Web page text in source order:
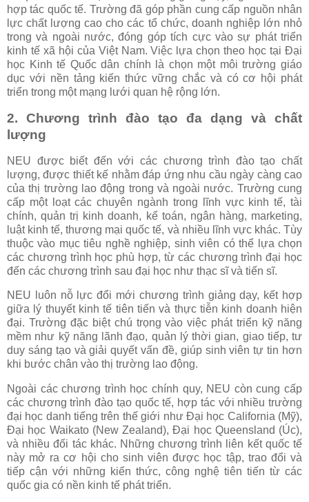
hợp tác quốc tế. Trường đã góp phần cung cấp nguồn nhân
lực chất lượng cao cho các tổ chức, doanh nghiệp lớn nhỏ
trong và ngoài nước, đóng góp tích cực vào sự phát triển
kinh tế xã hội của Việt Nam. Việc lựa chọn theo học tại Đại
học Kinh tế Quốc dân chính là chọn một môi trường giáo
dục với nền tảng kiến thức vững chắc và có cơ hội phát
triển trong một mạng lưới quan hệ rộng lớn.
2. Chương trình đào tạo đa dạng và chất
lượng
NEU được biết đến với các chương trình đào tạo chất
lượng, được thiết kế nhằm đáp ứng nhu cầu ngày càng cao
của thị trường lao động trong và ngoài nước. Trường cung
cấp một loạt các chuyên ngành trong lĩnh vực kinh tế, tài
chính, quản trị kinh doanh, kế toán, ngân hàng, marketing,
luật kinh tế, thương mại quốc tế, và nhiều lĩnh vực khác. Tùy
thuộc vào mục tiêu nghề nghiệp, sinh viên có thể lựa chọn
các chương trình học phù hợp, từ các chương trình đại học
đến các chương trình sau đại học như thạc sĩ và tiến sĩ.
NEU luôn nỗ lực đổi mới chương trình giảng dạy, kết hợp
giữa lý thuyết kinh tế tiên tiến và thực tiễn kinh doanh hiện
đại. Trường đặc biệt chú trọng vào việc phát triển kỹ năng
mềm như kỹ năng lãnh đạo, quản lý thời gian, giao tiếp, tư
duy sáng tạo và giải quyết vấn đề, giúp sinh viên tự tin hơn
khi bước chân vào thị trường lao động.
Ngoài các chương trình học chính quy, NEU còn cung cấp
các chương trình đào tạo quốc tế, hợp tác với nhiều trường
đại học danh tiếng trên thế giới như Đại học California (Mỹ),
Đại học Waikato (New Zealand), Đại học Queensland (Úc),
và nhiều đối tác khác. Những chương trình liên kết quốc tế
này mở ra cơ hội cho sinh viên được học tập, trao đổi và
tiếp cận với những kiến thức, công nghệ tiên tiến từ các
quốc gia có nền kinh tế phát triển.